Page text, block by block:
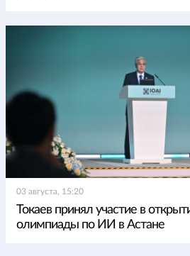
03 августа, 15:20
Токаев принял участие в
олимпиады по ИИ в Астане